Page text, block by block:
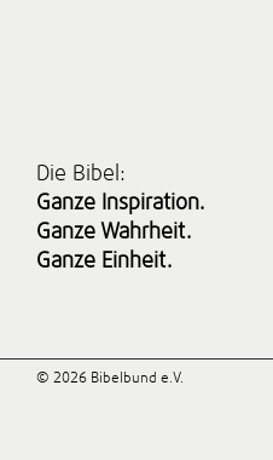
Die Bibel:
Ganze Inspiration.
Ganze Wahrheit.
Ganze Einheit.
© 2026 Bibelbund e.V.